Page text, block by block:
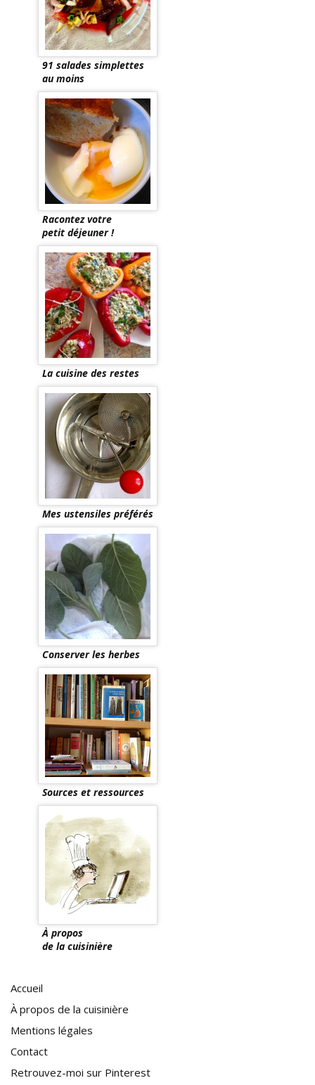
91 salades simplettes
au moins
Racontez votre
petit déjeuner !
La cuisine des restes
Mes ustensiles préférés
Conserver les herbes
Sources et ressources
À propos
de la cuisinière
Accueil
À propos de la cuisinière
Mentions légales
Contact
Retrouvez-moi sur Pinterest